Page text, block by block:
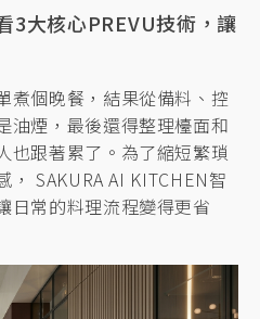
3大核心PREVU技術，讓
煮個晚餐，結果從備料、控
油煙，最後還得整理檯面和
也跟著累了。為了縮短繁瑣
SAKURA AI KITCHEN智
日常的料理流程變得更省